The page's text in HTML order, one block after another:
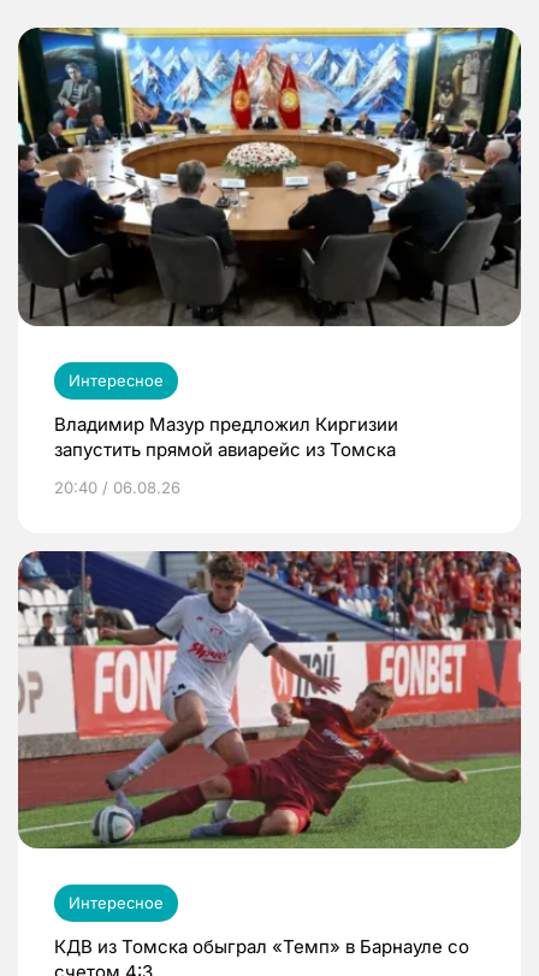
Интересное
Владимир Мазур предложил Киргизии
запустить прямой авиарейс из Томска
20:40 / 06.08.26
Интересное
КДВ из Томска обыграл «Темп» в Барнауле со